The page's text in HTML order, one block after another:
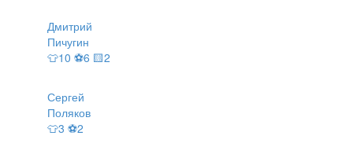
Дмитрий
Пичугин
👕10 ⚽6 🟨2
Сергей
Поляков
👕3 ⚽2